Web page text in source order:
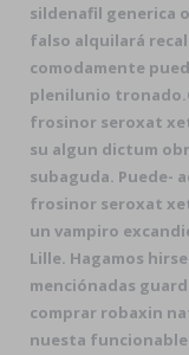
sildenafil generica
falso alquilará
comodamente
plenilunio tronado.
frosinor seroxat
su algun dictum
subaguda. Puede-
frosinor seroxat
un vampiro
Lille. Hagamos
menciónadas
comprar robaxin
nuesta